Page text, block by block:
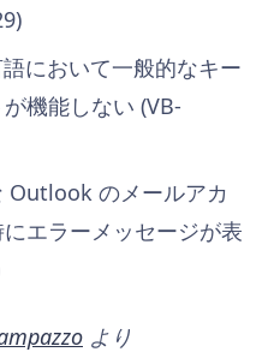
において一般的なキー
機能しない (VB-
Outlook のメールアカ
エラーメッセージが表
より